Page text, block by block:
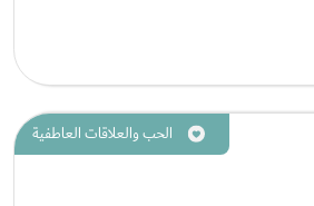
الحب والعلاقات العاطفية